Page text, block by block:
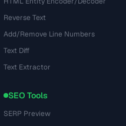
Reverse Text
Add/Remove Line Numbers
Text Diff
Text Extractor
SEO Tools
SERP Preview